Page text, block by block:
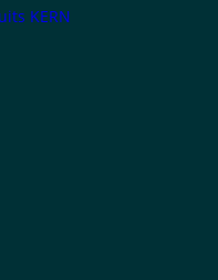
KERN